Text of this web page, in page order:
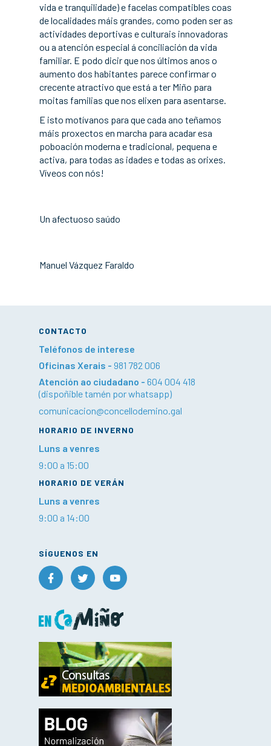
vida e tranquilidade) e facelas compatibles coas
de localidades máis grandes, como poden ser as
actividades deportivas e culturais innovadoras
ou a atención especial á conciliación da vida
familiar. E podo dicir que nos últimos anos o
aumento dos habitantes parece confirmar o
crecente atractivo que está a ter Miño para
moitas familias que nos elixen para asentarse.
E isto motívanos para que cada ano teñamos
máis proxectos en marcha para acadar esa
poboación moderna e tradicional, pequena e
activa, para todas as idades e todas as orixes.
Víveos con nós!
Un afectuoso saúdo
Manuel Vázquez Faraldo
CONTACTO
Teléfonos de interese
Oficinas Xerais - 981 782 006
Atención ao ciudadano - 604 004 418
(dispoñible tamén por whatsapp)
comunicacion@concellodemino.gal
HORARIO DE INVERNO
Luns a venres
9:00 a 15:00
HORARIO DE VERÁN
Luns a venres
9:00 a 14:00
SÍGUENOS EN